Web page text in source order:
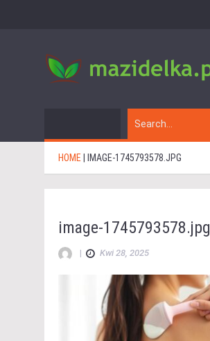
HOME IMAGE-1745793578.JPG
image-1745793578.jpg
| Kwi 28, 2025